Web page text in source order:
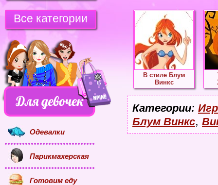
В стиле Блум
Винкс
Категории:
Блум Винкс,
Все категории
Одевалки
Парикмахерская
Готовим еду